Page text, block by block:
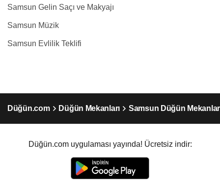
Samsun Gelin Saçı ve Makyajı
Samsun Müzik
Samsun Evlilik Teklifi
Düğün.com Düğün Mekanları Samsun Düğün
Düğün.com uygulaması yayında! Ücretsiz indir: